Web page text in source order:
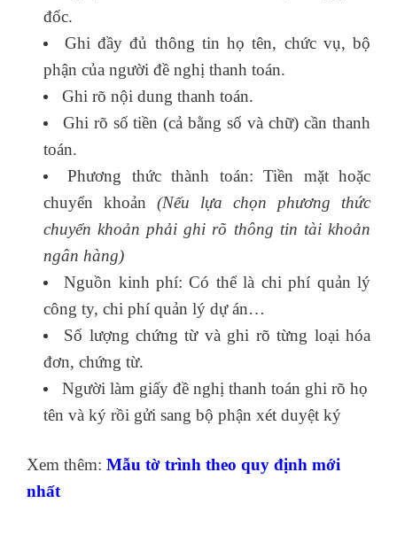
đốc.
Ghi đầy đủ thông tin họ tên, chức vụ, bộ
phận của người đề nghị thanh toán.
Ghi rõ nội dung thanh toán.
Ghi rõ số tiền (cả bằng số và chữ) cần thanh
toán.
Phương thức thành toán: Tiền mặt hoặc
chuyển khoản (Nếu lựa chọn phương thức
chuyển khoản phải ghi rõ thông tin tài khoản
ngân hàng)
Nguồn kinh phí: Có thể là chi phí quản lý
công ty, chi phí quản lý dự án…
Số lượng chứng từ và ghi rõ từng loại hóa
đơn, chứng từ.
Người làm giấy đề nghị thanh toán ghi rõ họ
tên và ký rồi gửi sang bộ phận xét duyệt ký
Xem thêm: Mẫu tờ trình theo quy định mới
nhất